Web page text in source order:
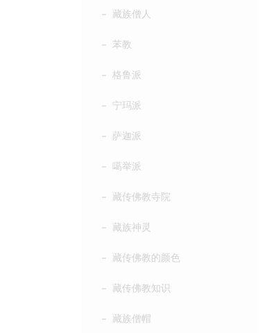
藏族僧人
苯教
格鲁派
宁玛派
萨迦派
噶举派
藏传佛教寺院
藏族神灵
藏传佛教的颜色
藏传佛教知识
藏族僧帽